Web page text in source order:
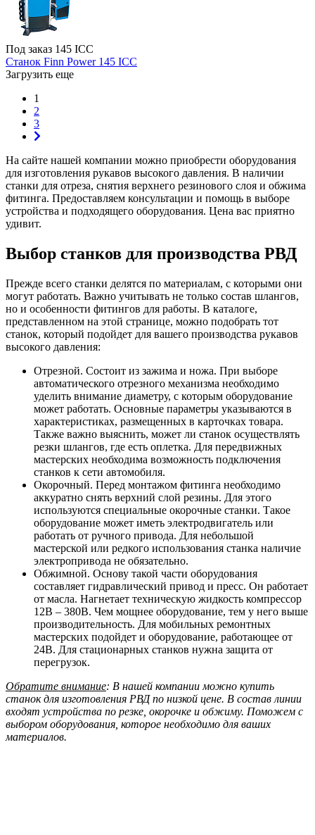
Под заказ 145 ICC
Станок Finn Power 145 ICC
Загрузить еще
1
2
3
На сайте нашей компании можно приобрести оборудования
для изготовления рукавов высокого давления. В наличии
станки для отреза, снятия верхнего резинового слоя и обжима
фитинга. Предоставляем консультации и помощь в выборе
устройства и подходящего оборудования. Цена вас приятно
удивит.
Выбор станков для производства РВД
Прежде всего станки делятся по материалам, с которыми они
могут работать. Важно учитывать не только состав шлангов,
но и особенности фитингов для работы. В каталоге,
представленном на этой странице, можно подобрать тот
станок, который подойдет для вашего производства рукавов
высокого давления:
Отрезной. Состоит из зажима и ножа. При выборе
автоматического отрезного механизма необходимо
уделить внимание диаметру, с которым оборудование
может работать. Основные параметры указываются в
характеристиках, размещенных в карточках товара.
Также важно выяснить, может ли станок осуществлять
резки шлангов, где есть оплетка. Для передвижных
мастерских необходима возможность подключения
станков к сети автомобиля.
Окорочный. Перед монтажом фитинга необходимо
аккуратно снять верхний слой резины. Для этого
используются специальные окорочные станки. Такое
оборудование может иметь электродвигатель или
работать от ручного привода. Для небольшой
мастерской или редкого использования станка наличие
электропривода не обязательно.
Обжимной. Основу такой части оборудования
составляет гидравлический привод и пресс. Он работает
от масла. Нагнетает техническую жидкость компрессор
12B – 380B. Чем мощнее оборудование, тем у него выше
производительность. Для мобильных ремонтных
мастерских подойдет и оборудование, работающее от
24B. Для стационарных станков нужна защита от
перегрузок.
Обратите внимание: В нашей компании можно купить
станок для изготовления РВД по низкой цене. В состав линии
входят устройства по резке, окорочке и обжиму. Поможем с
выбором оборудования, которое необходимо для ваших
материалов.